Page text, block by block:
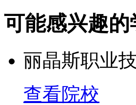
可能感兴趣的
丽晶斯职业
查看院校